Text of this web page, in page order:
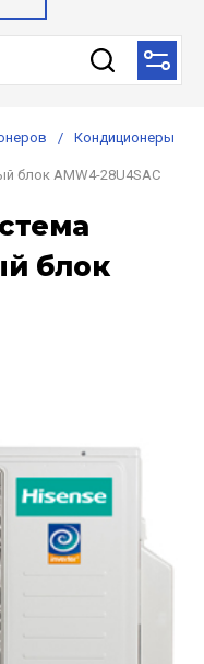
/
Кондиционеры
блок AMW4-28U4SAC
блок